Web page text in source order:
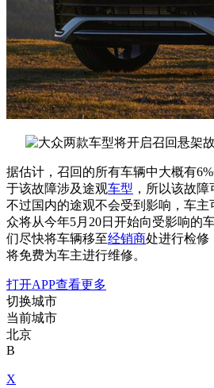
据估计，召回的所有车辆中大概有
于该故障涉及途观车型 ，所以该故
不过国内的途观不会受到影响，车
众将从今年5月20日开始向受影响的
们尽快将车辆移至经销商处进行检修
将免费为车主进行维修。
打开APP查看更多
切换城市
当前城市
北京
B
X